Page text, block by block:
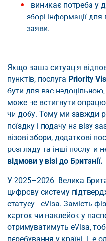
виникає потреба у
зборі інформації
заяви.
Якщо ваша ситуація
пунктів, послуга Priority
бути для вас
може не встигнути
чи добу. Тому ми завжди
поїздку і подачу на візу
візові збори, додаткові
розгляду та інші послуги
відмови у візі до Британії.
У 2025–2026 Велика
цифрову систему
статусу - eVisa. Замість
карток чи наклейок у
отримуватимуть eVisa,
перебування у країні. Це